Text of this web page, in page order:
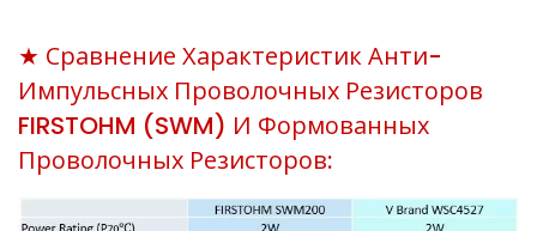
★ Сравнение Характеристик Анти-
Импульсных Проволочных Резисторов
FIRSTOHM (SWM) И Формованных
Проволочных Резисторов: